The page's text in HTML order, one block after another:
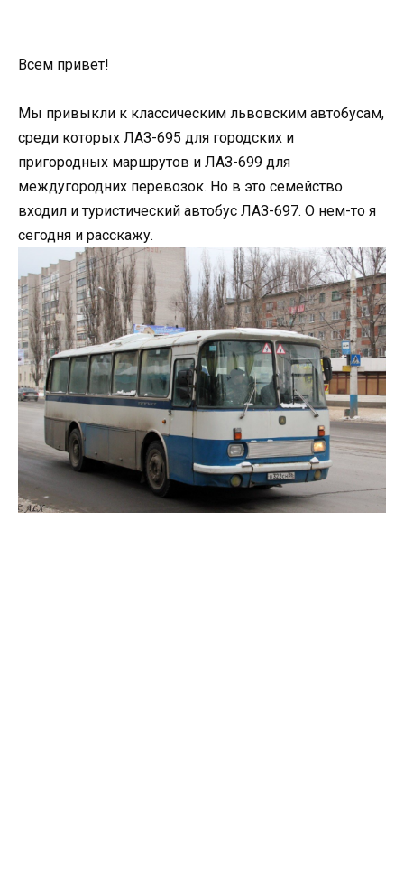
Всем привет!
Мы привыкли к классическим львовским автобусам,
среди которых ЛАЗ-695 для городских и
пригородных маршрутов и ЛАЗ-699 для
междугородних перевозок. Но в это семейство
входил и туристический автобус ЛАЗ-697. О нем-то я
сегодня и расскажу.